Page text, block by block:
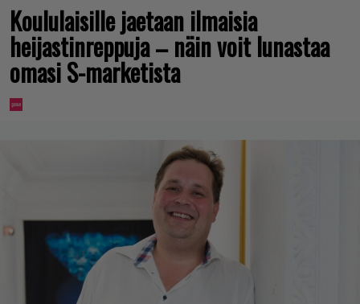
Koululaisille jaetaan ilmaisia
heijastinreppuja – näin voit lunastaa
omasi S-marketista